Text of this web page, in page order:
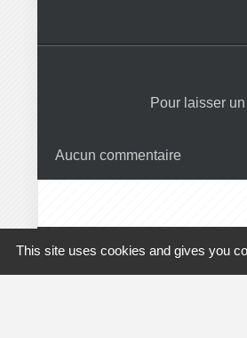
Pour laisser
Aucun commentaire
Vous
This site uses cookies and gives you